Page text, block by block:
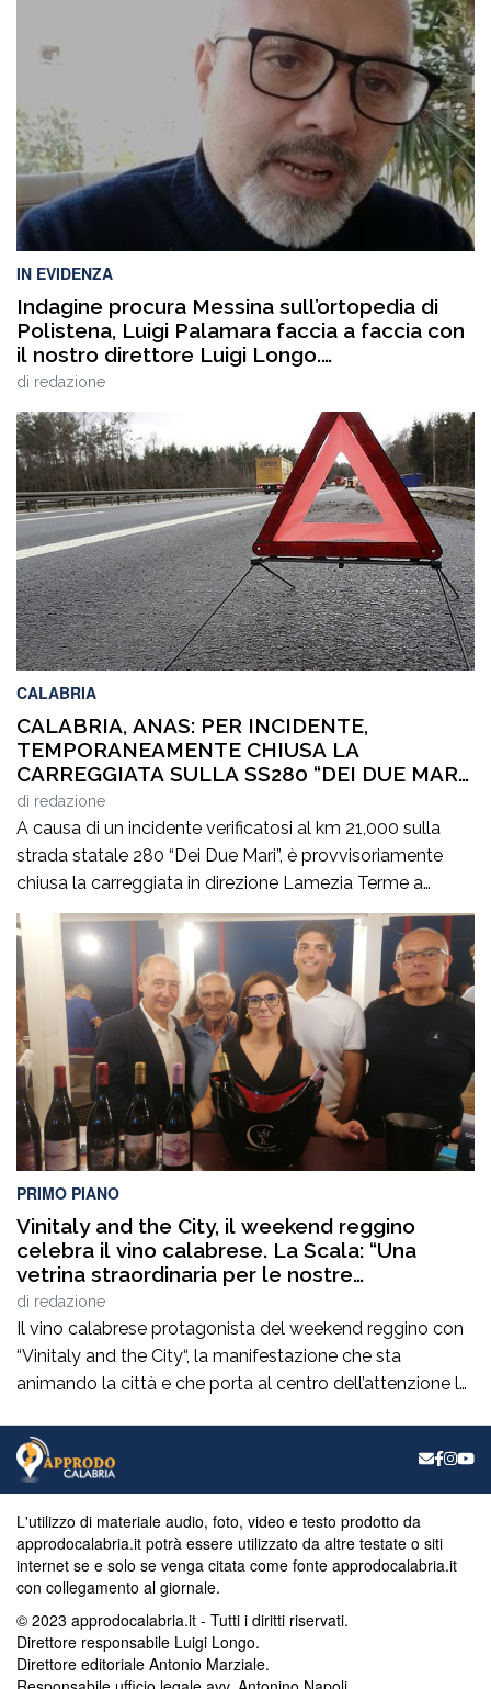
IN EVIDENZA
Indagine procura Messina sull’ortopedia di
Polistena, Luigi Palamara faccia a faccia con
il nostro direttore Luigi Longo.
VIDEOINTERVISTA
di redazione
CALABRIA
CALABRIA, ANAS: PER INCIDENTE,
TEMPORANEAMENTE CHIUSA LA
CARREGGIATA SULLA SS280 “DEI DUE MARI”,
IN DIREZIONE LAMEZIA TERME
di redazione
A causa di un incidente verificatosi al km 21,000 sulla
strada statale 280 “Dei Due Mari”, è provvisoriamente
chiusa la carreggiata in direzione Lamezia Terme a
Marcellinara (CZ). Il sinistro, le cui cause sono in corso di
accertamento, ha coinvolto un mezzo pesante e un
veicolo leggero provocando il ferimento di cinque
persone. Il traffico […]
PRIMO PIANO
Vinitaly and the City, il weekend reggino
celebra il vino calabrese. La Scala: “Una
vetrina straordinaria per le nostre
eccellenze”
di redazione
Il vino calabrese protagonista del weekend reggino con
“Vinitaly and the City“, la manifestazione che sta
animando la città e che porta al centro dell’attenzione le
che incrocia promozione, cultura, turismo e
valorizzazione delle produzioni locali e che raccoglie il
plauso del consigliere comunaleRocco La Scala. “È una
manifestazione […]
L'utilizzo di materiale audio, foto, video e testo prodotto da
approdocalabria.it potrà essere utilizzato da altre testate o siti
internet se e solo se venga citata come fonte approdocalabria.it
con collegamento al giornale.
© 2023 approdocalabria.it - Tutti i diritti riservati.
Direttore responsabile Luigi Longo.
Direttore editoriale Antonio Marziale.